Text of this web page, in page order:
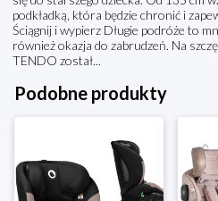
podkładką, która będzie chronić i
Ściągnij i wypierz Długie podróże to
również okazja do zabrudzeń. Na
TENDO został...
Podobne produkty